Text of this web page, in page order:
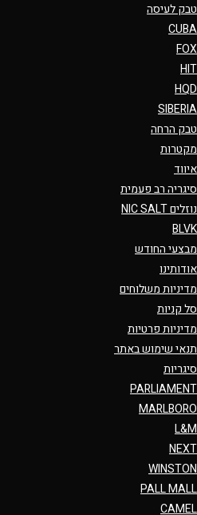
טבק לעיסה
CUBA
FOX
HIT
HQD
SIBERIA
טבק הרחה
מקטרות
איווד
סיגריה רב פעמית
נוזלים NIC SALT
BLVK
מבצעי החודש
אודותינו
מדיניות משלוחים
סל קניות
מדיניות פרטיות
תנאי שימוש באתר
סיגריות
PARLIAMENT
MARLBORO
L&M
NEXT
WINSTON
PALL MALL
CAMEL